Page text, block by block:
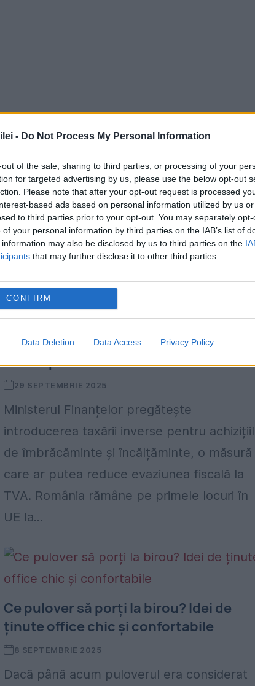
- Do Not Process My Personal Information
of the sale, sharing to third parties, or processing of your
for targeted advertising by us, please use the below opt-out
Please note that after your opt-out request is processed
based ads based on personal information utilized by us
to third parties prior to your opt-out. You may separately
your personal information by third parties on the IAB’s list of
may also be disclosed by us to third parties on the
that may further disclose it to other third parties.
CONFIRM
Data Deletion Data Access Privacy Policy
Ministerul Finanțelor pune în aplicare
taxarea inversă la haine și
Cum funcționează mecanismul și ce
efecte poate avea
29 SEPTEMBRIE 2025
Ministerul Finanțelor pregătește
introducerea taxării inverse pentru
de îmbrăcăminte și încălțăminte, o măsură
care ar putea reduce evaziunea fiscală la
TVA. România rămâne pe primele locuri în
UE la...
Ce pulover să porți la birou? Idei de
ținute office chic și confortabile
8 SEPTEMBRIE 2025
Dacă până acum puloverul era considerat